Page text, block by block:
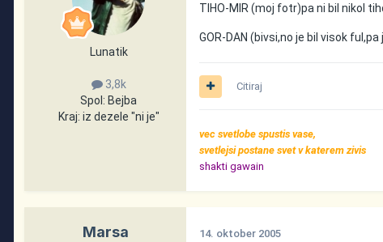
Lunatik
3,8k
Spol: Bejba
Kraj: iz dezele "ni je"
TIHO-MIR (moj fotr)pa ni bil nikol
GOR-DAN (bivsi,no je bil visok
Citiraj
vec svetlobe spustis vase,
svetlejsi postane svet v katerem zivis
shakti gawain
Marsa 14. oktober 2005